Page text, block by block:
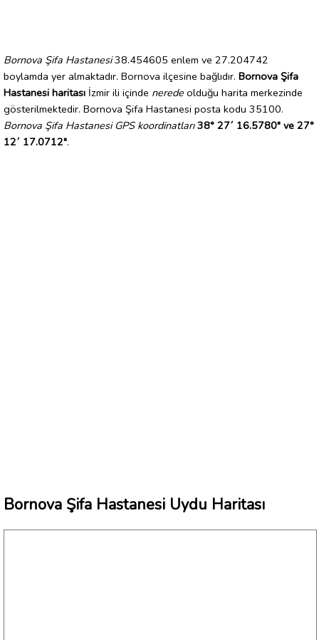
Bornova Şifa Hastanesi38.454605 enlem ve 27.204742
boylamda yer almaktadır. Bornova ilçesine bağlıdır. Bornova Şifa
Hastanesi haritası İzmir ili içinde nerede olduğu harita merkezinde
gösterilmektedir. Bornova Şifa Hastanesi posta kodu 35100.
Bornova Şifa Hastanesi GPS koordinatları 38° 27´ 16.5780" ve 27°
12´ 17.0712".
Bornova Şifa Hastanesi Uydu Haritası